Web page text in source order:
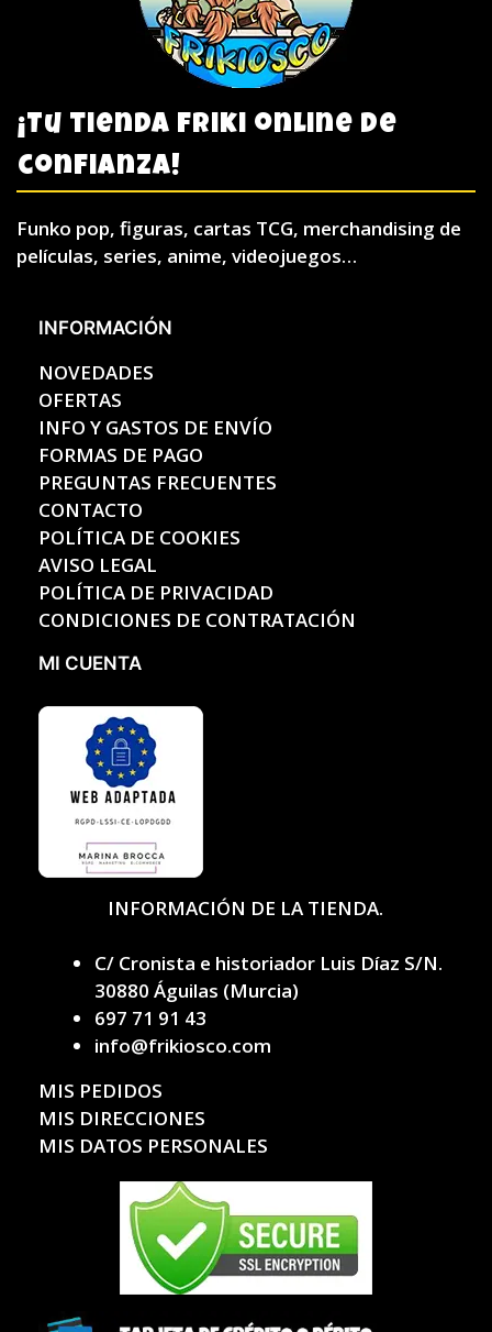
¡Tu tienda friki online de
confianza!
Funko pop, figuras, cartas TCG, merchandising de
películas, series, anime, videojuegos…
INFORMACIÓN
NOVEDADES
OFERTAS
INFO Y GASTOS DE ENVÍO
FORMAS DE PAGO
PREGUNTAS FRECUENTES
CONTACTO
POLÍTICA DE COOKIES
AVISO LEGAL
POLÍTICA DE PRIVACIDAD
CONDICIONES DE CONTRATACIÓN
MI CUENTA
INFORMACIÓN DE LA TIENDA.
C/ Cronista e historiador Luis Díaz S/N.
30880 Águilas (Murcia)
697 71 91 43
info@frikiosco.com
MIS PEDIDOS
MIS DIRECCIONES
MIS DATOS PERSONALES